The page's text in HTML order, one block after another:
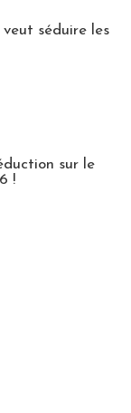
séduire les
sur le
!